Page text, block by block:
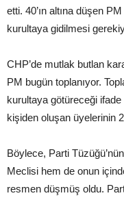
etti. 40’ın altına düşen
kurultaya gidilmesi
CHP’de mutlak butlan
PM bugün toplanıyor.
kurultaya götüreceği ifade
kişiden oluşan üyelerinin
Böylece, Parti
Meclisi hem de onun
resmen düşmüş oldu.